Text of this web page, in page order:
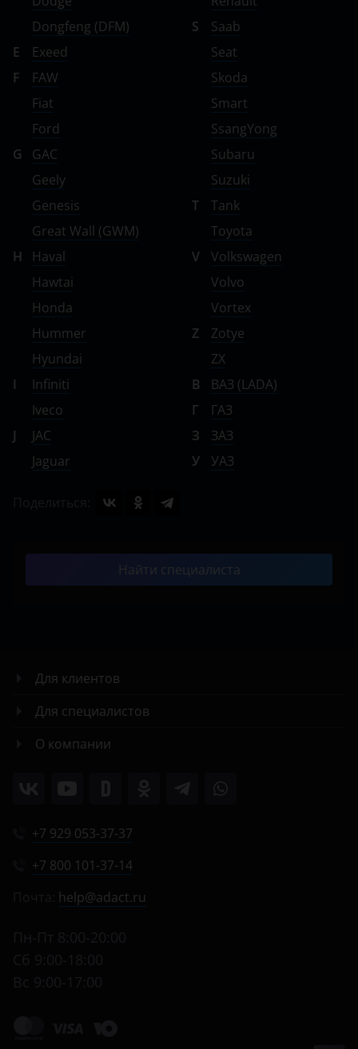
Dongfeng (DFM)
E
Exeed
F
FAW
Fiat
Ford
G
GAC
Geely
Genesis
Great Wall (GWM)
H
Haval
Hawtai
Honda
Hummer
Hyundai
I
Infiniti
Iveco
J
JAC
Jaguar
S
Saab
Seat
Skoda
Smart
SsangYong
Subaru
Suzuki
T
Tank
Toyota
V
Volkswagen
Volvo
Vortex
Z
Zotye
ZX
В
ВАЗ (LADA)
Г
ГАЗ
З
ЗАЗ
У
УАЗ
Найти специалиста
Для клиентов
Для специалистов
О компании
+7 929 053-37-37
+7 800 101-37-14
help@adact.ru